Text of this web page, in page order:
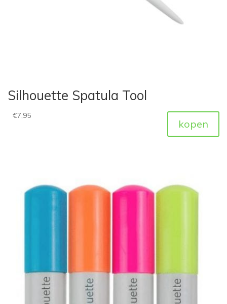
Silhouette Spatula Tool
€7,95
kopen